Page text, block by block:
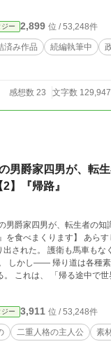
こ”は思わぬ形で評価され
れは、 時代遅
き込まれていく物語。
ー 2,899 位 / 53,248件
済み作品 続編執筆中
感想数 23 文字数 129,947
男爵家四男が、転
】『帰路』
爵家四男が、転生者の知
） 王都での非公式会談を終えた
された。 護衛も馬車も
素
吹く出会いと発見、 そして、クアルト
ー 3,911 位 / 53,248件
二重人格の主人公 素